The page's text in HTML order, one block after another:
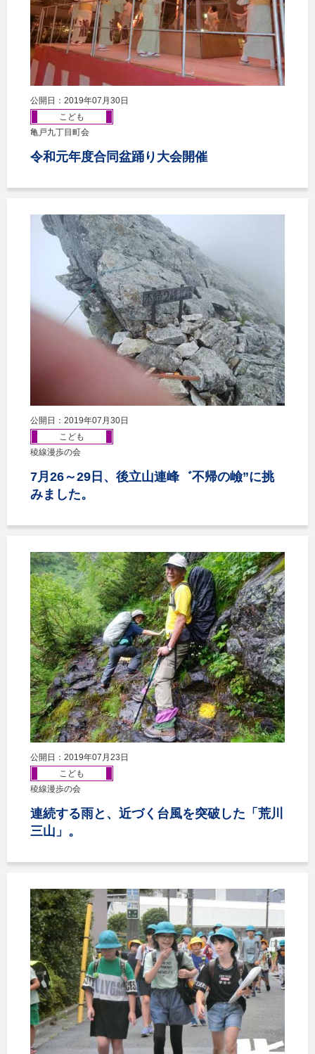
公開日：2019年07月30日
こども
亀戸九丁目町会
令和元年度合同盆踊り大会開催
公開日：2019年07月30日
こども
稜線漫歩の会
7月26～29日、後立山連峰゛不帰の嶮”に挑
みました。
公開日：2019年07月23日
こども
稜線漫歩の会
連続する雨と、近づく台風を突破した「荒川
三山」。